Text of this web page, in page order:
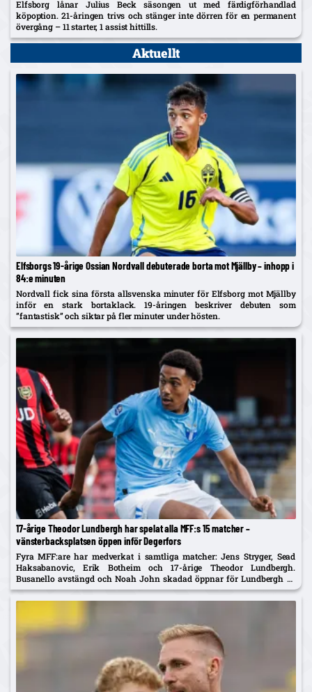
Elfsborg lånar Julius Beck säsongen ut med färdigförhandlad
köpoption. 21-åringen trivs och stänger inte dörren för en permanent
övergång – 11 starter, 1 assist hittills.
Aktuellt
Elfsborgs 19-årige Ossian Nordvall debuterade borta mot Mjällby – inhopp i
84:e minuten
Nordvall fick sina första allsvenska minuter för Elfsborg mot Mjällby
inför en stark bortaklack. 19-åringen beskriver debuten som
”fantastisk” och siktar på fler minuter under hösten.
17-årige Theodor Lundbergh har spelat alla MFF:s 15 matcher –
vänsterbacksplatsen öppen inför Degerfors
Fyra MFF:are har medverkat i samtliga matcher: Jens Stryger, Sead
Haksabanovic, Erik Botheim och 17-årige Theodor Lundbergh.
Busanello avstängd och Noah John skadad öppnar för Lundbergh vs
Johan Karlsson om vänsterbacken.